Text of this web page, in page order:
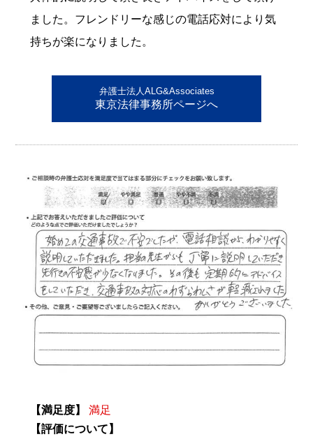
ました。フレンドリーな感じの電話応対により気
持ちが楽になりました。
弁護士法人ALG&Associates
東京法律事務所ページへ
【満足度】
満足
【評価について】